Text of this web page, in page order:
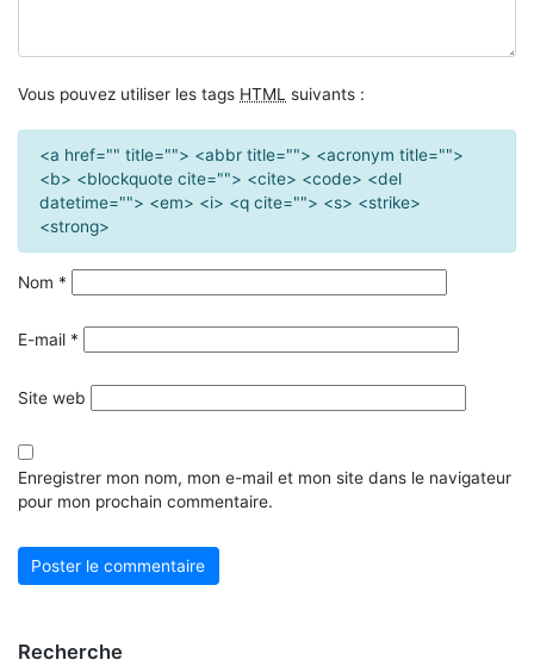
Vous pouvez utiliser les tags HTML suivants :
<a href="" title=""> <abbr title=""> <acronym title="">
<b> <blockquote cite=""> <cite> <code> <del
datetime=""> <em> <i> <q cite=""> <s> <strike>
<strong>
Nom *
E-mail *
Site web
Enregistrer mon nom, mon e-mail et mon site dans le navigateur
pour mon prochain commentaire.
Recherche